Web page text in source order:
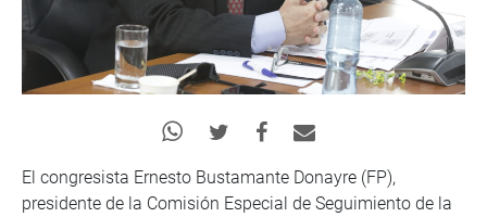
El congresista Ernesto Bustamante Donayre (FP),
presidente de la Comisión Especial de Seguimiento de la